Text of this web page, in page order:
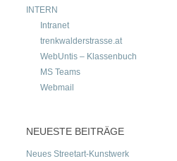
INTERN
Intranet
trenkwalderstrasse.at
WebUntis – Klassenbuch
MS Teams
Webmail
NEUESTE BEITRÄGE
Neues Streetart-Kunstwerk